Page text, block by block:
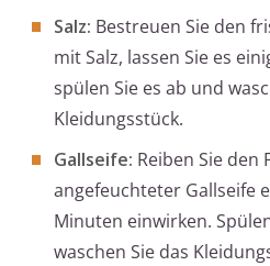
Salz: Bestreuen Sie den
mit Salz, lassen Sie es
spülen Sie es ab und
Kleidungsstück.
Gallseife: Reiben Sie den
angefeuchteter Gallseife
Minuten einwirken.
waschen Sie das